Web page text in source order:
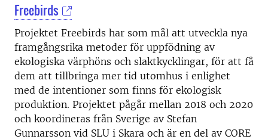
Freebirds
Projektet Freebirds har som mål att utveckla nya
framgångsrika metoder för uppfödning av
ekologiska värphöns och slaktkycklingar, för att få
dem att tillbringa mer tid utomhus i enlighet
med de intentioner som finns för ekologisk
produktion. Projektet pågår mellan 2018 och 2020
och koordineras från Sverige av Stefan
Gunnarsson vid SLU i Skara och är en del av CORE